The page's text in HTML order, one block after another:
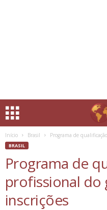
Início Brasil Programa de
BRASIL
Programa de
profissional do
inscrições